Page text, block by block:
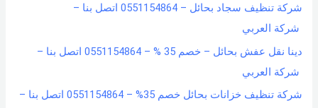
شركة تنظيف سجاد بحائل – 0551154864 اتصل بنا –
شركة العربي
دينا نقل عفش بحائل – خصم 35 % – 0551154864 اتصل بنا –
شركة العربي
شركة تنظيف خزانات بحائل خصم 35% – 0551154864 اتصل بنا –